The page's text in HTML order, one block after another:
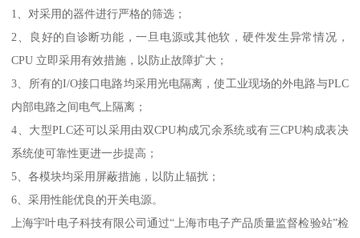
1、对采用的器件进行严格的筛选；
2、良好的自诊断功能，一旦电源或其他软，硬件发生异常情况，
CPU 立即采用有效措施，以防止故障扩大；
3、所有的I/O接口电路均采用光电隔离，使工业现场的外电路与PLC
内部电路之间电气上隔离；
4、大型PLC还可以采用由双CPU构成冗余系统或有三CPU构成表决
系统使可靠性更进一步提高；
5、各模块均采用屏蔽措施，以防止辐扰；
6、采用性能优良的开关电源。
上海宇叶电子科技有限公司通过“上海市电子产品质量监督检验站”检